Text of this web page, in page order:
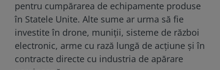
pentru cumpărarea de echipamente produse
în Statele Unite. Alte sume ar urma să fie
investite în drone, muniții, sisteme de război
electronic, arme cu rază lungă de acțiune și în
contracte directe cu industria de apărare